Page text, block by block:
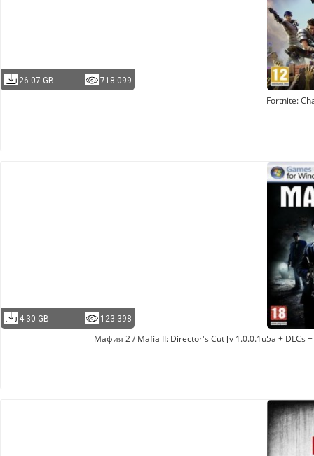
26.07 GB 718 099
Fortnite:
4.30 GB 123 398
Мафия 2 / Mafia II: Director's Cut [v 1.0.0.1u5a + DLCs